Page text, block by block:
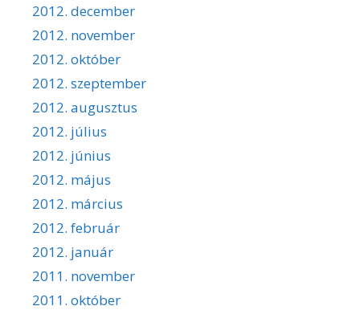
2012. december
2012. november
2012. október
2012. szeptember
2012. augusztus
2012. július
2012. június
2012. május
2012. március
2012. február
2012. január
2011. november
2011. október